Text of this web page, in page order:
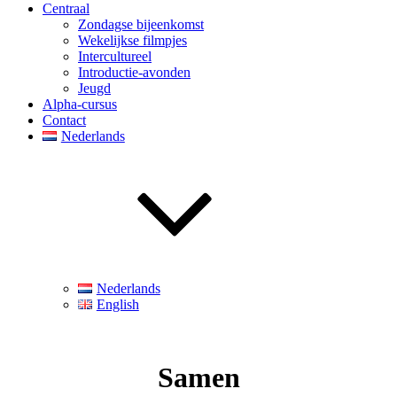
Centraal
Zondagse bijeenkomst
Wekelijkse filmpjes
Intercultureel
Introductie-avonden
Jeugd
Alpha-cursus
Contact
Nederlands
Nederlands
English
Samen